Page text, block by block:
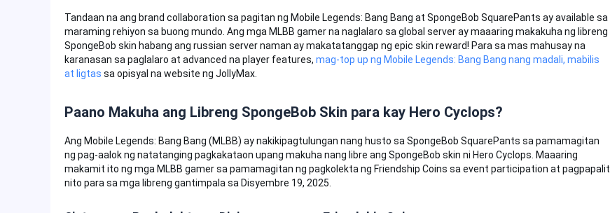
Tandaan na ang brand collaboration sa pagitan ng Mobile Legends: Bang Bang at SpongeBob SquarePants ay available sa
maraming rehiyon sa buong mundo. Ang mga MLBB gamer na naglalaro sa global server ay maaaring makakuha ng libreng
SpongeBob skin habang ang russian server naman ay makatatanggap ng epic skin reward! Para sa mas mahusay na
karanasan sa paglalaro at advanced na player features, mag-top up ng Mobile Legends: Bang Bang nang madali, mabilis
at ligtas sa opisyal na website ng JollyMax.
Paano Makuha ang Libreng SpongeBob Skin para kay Hero Cyclops?
Ang Mobile Legends: Bang Bang (MLBB) ay nakikipagtulungan nang husto sa SpongeBob SquarePants sa pamamagitan
ng pag-aalok ng natatanging pagkakataon upang makuha nang libre ang SpongeBob skin ni Hero Cyclops. Maaaring
makamit ito ng mga MLBB gamer sa pamamagitan ng pagkolekta ng Friendship Coins sa event participation at pagpapalit
nito para sa mga libreng gantimpala sa Disyembre 19, 2025.